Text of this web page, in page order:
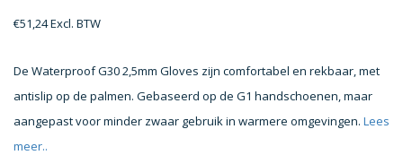
€51,24 Excl. BTW
De Waterproof G30 2,5mm Gloves zijn comfortabel en rekbaar, met
antislip op de palmen. Gebaseerd op de G1 handschoenen, maar
aangepast voor minder zwaar gebruik in warmere omgevingen. Lees
meer..